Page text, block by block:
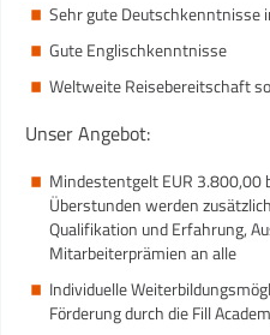
Sehr gute Deutschkenntnisse
Gute Englischkenntnisse
Weltweite Reisebereitschaft
Unser Angebot:
Mindestentgelt EUR 3.800,00
Überstunden werden
Qualifikation und Erfahrung,
Mitarbeiterprämien an alle
Individuelle
Förderung durch die Fill